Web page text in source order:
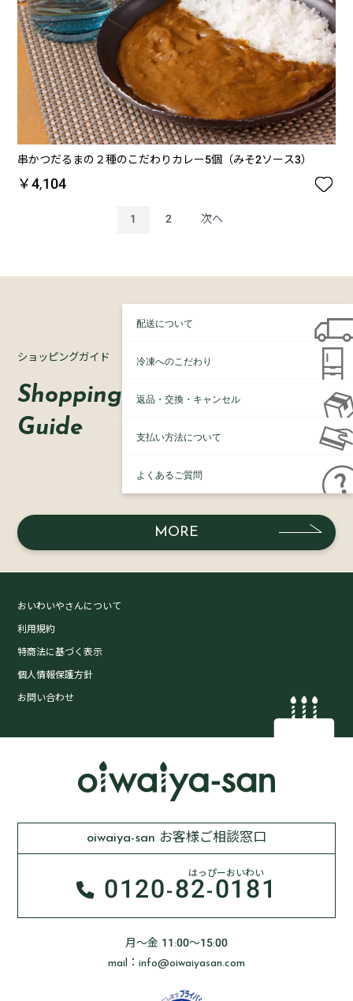
串かつだるまの２種のこだわりカレー5個（みそ2ソース3）
￥4,104 
1 2 次へ
ショッピングガイド
Shopping
Guide
MORE
配送について
冷凍へのこだわり
返品・交換・キャンセル
支払い方法について
よくあるご質問
おいわいやさんについて
利用規約
特商法に基づく表示
個人情報保護方針
お問い合わせ
oiwaiya-san お客様ご相談窓口
0120-82-0181
はっぴーおいわい
月～金 11:00～15:00
mail：info@oiwaiyasan.com